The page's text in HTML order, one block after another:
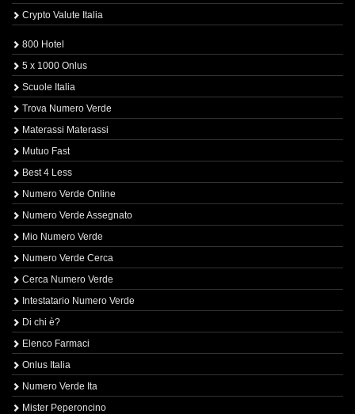
Crypto Valute Italia
800 Hotel
5 x 1000 Onlus
Scuole Italia
Trova Numero Verde
Materassi Materassi
Mutuo Fast
Best 4 Less
Numero Verde Online
Numero Verde Assegnato
Mio Numero Verde
Numero Verde Cerca
Cerca Numero Verde
Intestatario Numero Verde
Di chi è?
Elenco Farmaci
Onlus Italia
Numero Verde Ita
Mister Peperoncino